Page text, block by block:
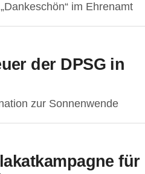
im Ehrenamt
der DPSG in
zur Sonnenwende
für